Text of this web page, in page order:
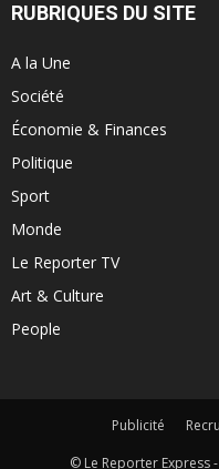
RUBRIQUES DU SITE
A la Une
Société
Économie & Finances
Politique
Sport
Monde
Le Reporter TV
Art & Culture
People
Publicité
© Le Reporter Express